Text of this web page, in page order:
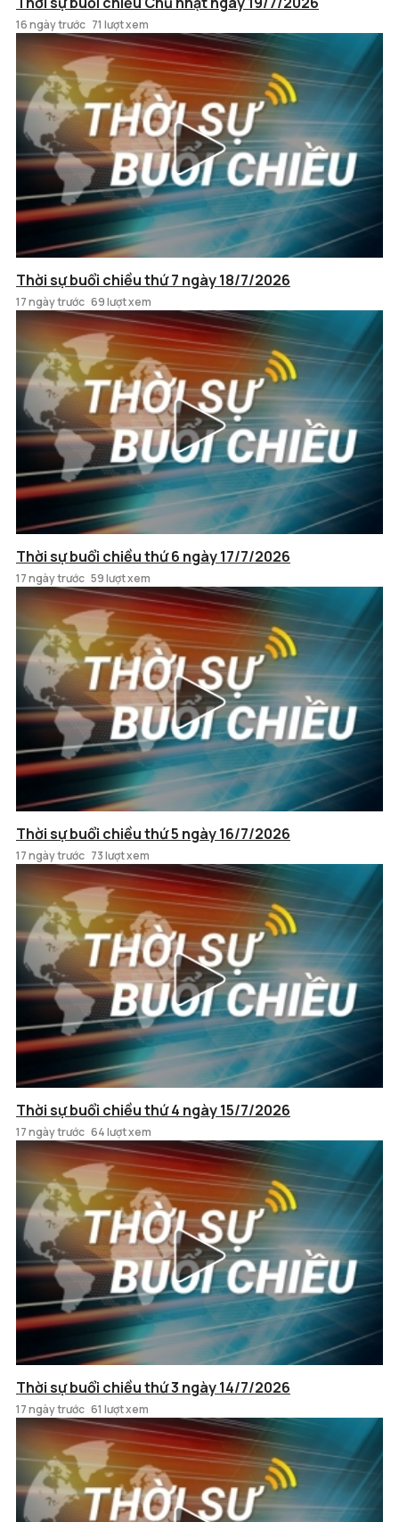
16 ngày trước 71 lượt xem
Thời sự buổi chiều thứ 7 ngày 18/7/2026
17 ngày trước 69 lượt xem
Thời sự buổi chiều thứ 6 ngày 17/7/2026
17 ngày trước 59 lượt xem
Thời sự buổi chiều thứ 5 ngày 16/7/2026
17 ngày trước 73 lượt xem
Thời sự buổi chiều thứ 4 ngày 15/7/2026
17 ngày trước 64 lượt xem
Thời sự buổi chiều thứ 3 ngày 14/7/2026
17 ngày trước 61 lượt xem